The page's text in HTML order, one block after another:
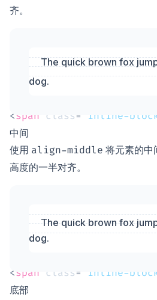
齐。
The quick brown fox
dog.
<span class= inline-
中间
使用 align-middle 将元素的中
高度的一半对齐。
The quick brown fox
dog.
<span class= inline-
底部